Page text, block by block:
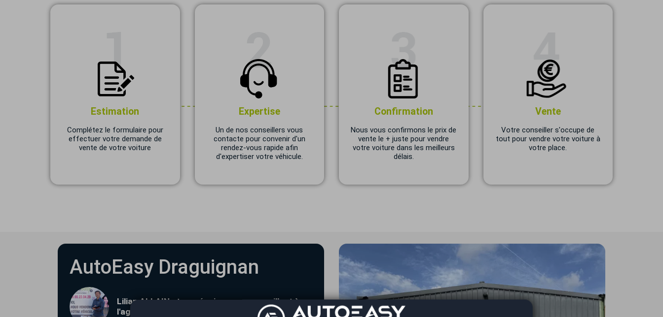
Estimation
Complétez le formulaire pour
effectuer votre demande de
vente de votre voiture
Expertise
Un de nos conseillers vous
contacte pour convenir d'un
rendez-vous rapide afin
d'expertiser votre véhicule.
Confirmation
Nous vous confirmons le prix de
vente le + juste pour vendre
votre voiture dans les meilleurs
délais.
Vente
Votre conseiller s'occupe de
tout pour vendre votre voiture à
votre place.
AutoEasy Draguignan
Lilian ALLAIN et son équipe vous accueillent à
l'agence de Draguignan